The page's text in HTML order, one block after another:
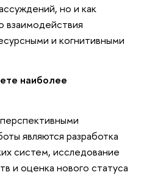
но и как
взаимодействия
и когнитивными
наиболее
являются разработка
систем, исследование
и оценка нового статуса